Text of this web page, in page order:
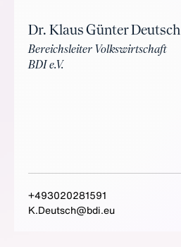
Dr. Klaus Günter Deutsch
Bereichsleiter Volkswirtschaft
BDI e.V.
+493020281591
K.Deutsch@bdi.eu